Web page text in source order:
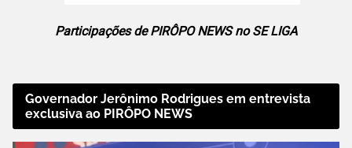
Participações de PIRÔPO NEWS no SE LIGA
Governador Jerônimo Rodrigues em entrevista
exclusiva ao PIRÔPO NEWS